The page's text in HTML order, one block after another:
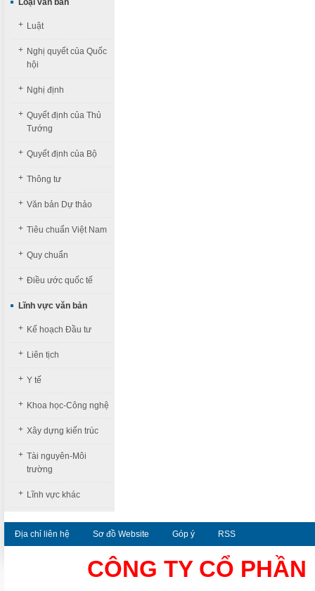
Loại văn bản
+ Luật
+ Nghị quyết của Quốc
hội
+ Nghị định
+ Quyết định của Thủ
Tướng
+ Quyết định của Bộ
+ Thông tư
+ Văn bản Dự thảo
+ Tiêu chuẩn Việt Nam
+ Quy chuẩn
+ Điều ước quốc tế
Lĩnh vực văn bản
+ Kế hoạch Đầu tư
+ Liên tịch
+ Y tế
+ Khoa học-Công nghệ
+ Xây dựng kiến trúc
+ Tài nguyên-Môi
trường
+ Lĩnh vực khác
Địa chỉ liên hệ Sơ đồ Website Góp ý RSS
CÔNG TY CỔ